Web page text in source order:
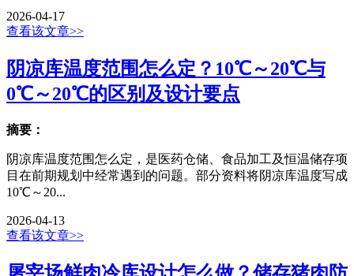
2026-04-17
查看该文章>>
阴凉库温度范围怎么定？10℃～20℃与
0℃～20℃的区别及设计要点
摘要：
阴凉库温度范围怎么定，是医药仓储、食品加工及恒温储存项
目在前期规划中经常遇到的问题。部分资料将阴凉库温度写成
10℃～20...
2026-04-13
查看该文章>>